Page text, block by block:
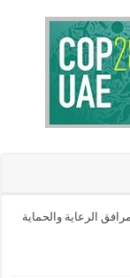
الرعاية والحماية